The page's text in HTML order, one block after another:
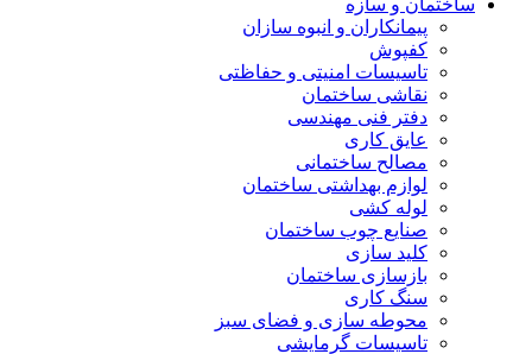
ساختمان و سازه
پیمانکاران و انبوه سازان
کفپوش
تاسیسات امنیتی و حفاظتی
نقاشی ساختمان
دفتر فنی مهندسی
عایق کاری
مصالح ساختمانی
لوازم بهداشتی ساختمان
لوله کشی
صنایع چوب ساختمان
کلید سازی
بازسازی ساختمان
سنگ کاری
محوطه سازی و فضای سبز
تاسیسات گرمایشی